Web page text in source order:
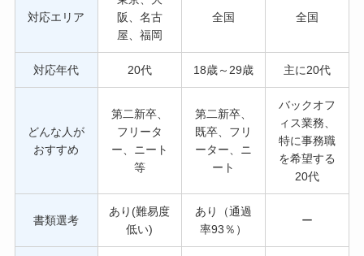
対応エリア
阪、名古
屋、福岡
全国 全国
対応年代 20代 18歳～29歳 主に20代
どんな人が
おすすめ
第二新卒、
フリータ
ー、ニート
等
第二新卒、
既卒、フリ
ーター、ニ
ート
バックオフ
ィス業務、
特に事務職
を希望する
20代
書類選考
あり(難易度
低い)
あり（通過
率93％）
ー